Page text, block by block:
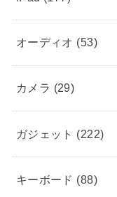
オーディオ (53)
カメラ (29)
ガジェット (222)
キーボード (88)